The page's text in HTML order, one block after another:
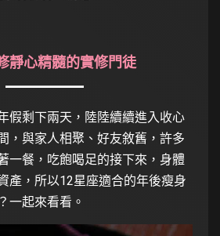
靜心精髓的實修門徒
假剩下兩天，陸陸續續進入收心
，與家人相聚、好友敘舊，許多
一餐，吃飽喝足的接下來，身體
產，所以12星座適合的年後瘦身
一起來看看。